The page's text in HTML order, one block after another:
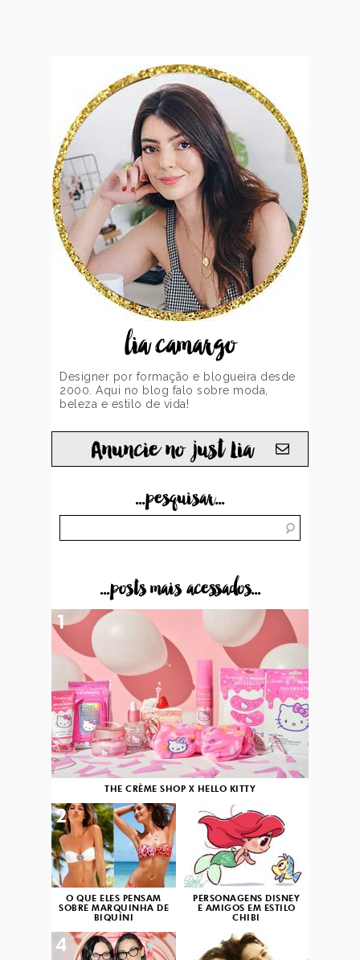
lia camargo
Designer por formação e blogueira desde
2000. Aqui no blog falo sobre moda,
beleza e estilo de vida!
Anuncie no just Lia
...pesquisar...
...posts mais acessados...
THE CRÈME SHOP X HELLO KITTY
1
O QUE ELES PENSAM
SOBRE MARQUINHA DE
BIQUÍNI
2
PERSONAGENS DISNEY
E AMIGOS EM ESTILO
CHIBI
3
4